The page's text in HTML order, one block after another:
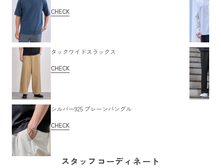
CHECK
タックワイドスラックス
CHECK
シルバー925 プレーンバングル
CHECK
スタッフコーディネート